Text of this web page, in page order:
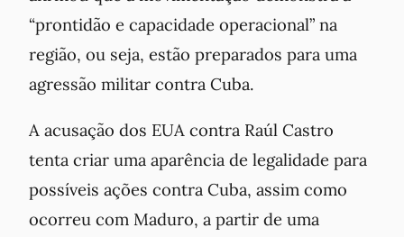
“prontidão e capacidade operacional” na
região, ou seja, estão preparados para uma
agressão militar contra Cuba.
A acusação dos EUA contra Raúl Castro
tenta criar uma aparência de legalidade para
possíveis ações contra Cuba, assim como
ocorreu com Maduro, a partir de uma